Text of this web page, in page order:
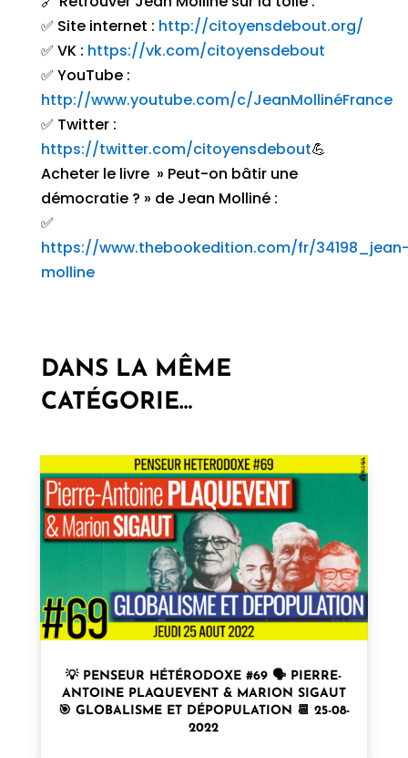
✅ Site internet : http://citoyensdebout.org/
✅ VK : https://vk.com/citoyensdebout
✅ YouTube :
http://www.youtube.com/c/JeanMollinéFrance
✅ Twitter :
https://twitter.com/citoyensdebout💪
Acheter le livre » Peut-on bâtir une
démocratie ? » de Jean Molliné :
✅
https://www.thebookedition.com/fr/
molline
DANS LA MÊME
CATÉGORIE…
💡 PENSEUR HÉTÉRODOXE #69 🗣 PIERRE-
ANTOINE PLAQUEVENT & MARION SIGAUT
🎯 GLOBALISME ET DÉPOPULATION 📆 25-08-
2022